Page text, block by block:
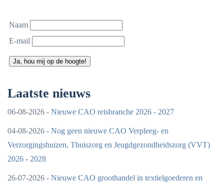
Naam
E-mail
Ja, hou mij op de hoogte!
Laatste nieuws
06-08-2026 - Nieuwe CAO reisbranche 2026 - 2027
04-08-2026 - Nog geen nieuwe CAO Verpleeg- en
Verzorgingshuizen, Thuiszorg en Jeugdgezondheidszorg (VVT)
2026 - 2028
26-07-2026 - Nieuwe CAO groothandel in textielgoederen en